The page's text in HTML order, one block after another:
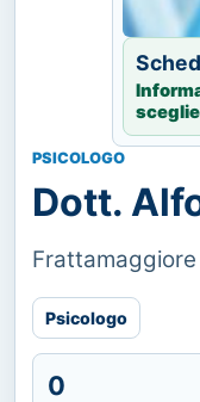
PSICOLOGO
Dott.
Psicologo
0